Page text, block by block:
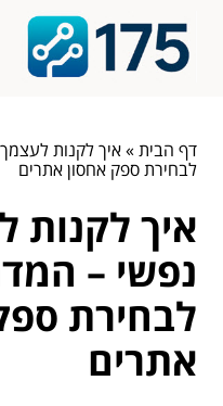
דף הבית»איך לקנות
לבחירת ספק אחסון אתרים
איך לקנות
נפשי –
לבחירת
אתרים